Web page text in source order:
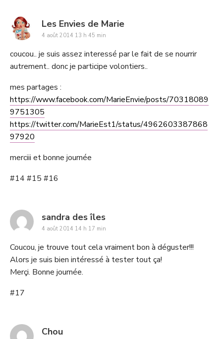
Les Envies de Mariesays:
4 août 2014 13 h 45 min
coucou.. je suis assez interessé par le fait de se nourrir
autrement.. donc je participe volontiers..
mes partages :
https://www.facebook.com/MarieEnvie/posts/70318089
9751305
https://twitter.com/MarieEst1/status/4962603387868
97920
merciii et bonne journée
#14 #15 #16
sandra des îlessays:
4 août 2014 14 h 17 min
Coucou, je trouve tout cela vraiment bon à déguster!!!
Alors je suis bien intéressé à tester tout ça!
Merçi. Bonne journée.
#17
Chousays: